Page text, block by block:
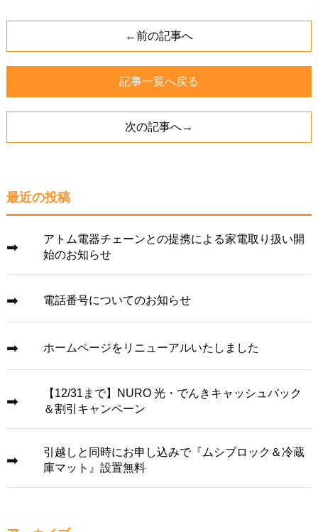
←前の記事へ
記事一覧へ戻る
次の記事へ→
最近の投稿
アトム電器チェーンとの提携による家電取り扱い開
始のお知らせ
電話番号についてのお知らせ
ホームページをリニューアルいたしました
【12/31まで】NURO 光・でんきキャッシュバック
＆割引キャンペーン
引越しと同時にお申し込みで『ムシブロック＆冷蔵
庫マット』設置無料